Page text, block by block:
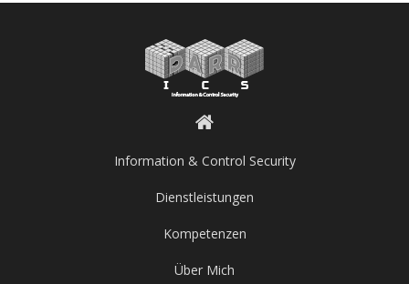
Information & Control Security
Dienstleistungen
Kompetenzen
Über Mich